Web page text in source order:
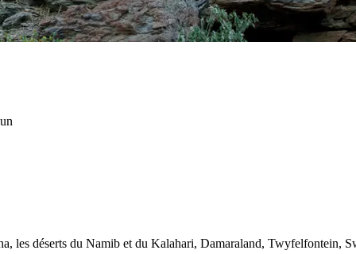
les déserts du Namib et du Kalahari, Damaraland, Twyfelfontein,